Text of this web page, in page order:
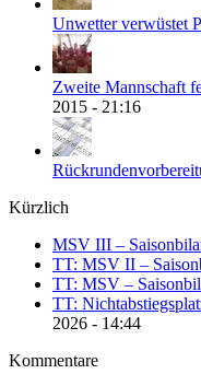
Unwetter verwüstet
Zweite Mannschaft
2015 - 21:16
Kürzlich
MSV III –
TT: MSV II –
TT: MSV –
TT:
2026 - 14:44
Kommentare